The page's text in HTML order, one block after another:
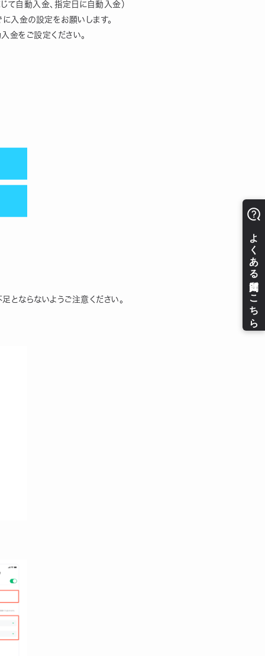
て自動入金、指定日に自動入金）
入金の設定をお願いします。
金をご設定ください。
とならないようご注意ください。